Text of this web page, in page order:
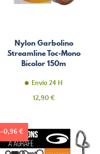
Nylon Garbolino
Streamline Toc-Mono
Bicolor 150m
Envío 24 H
Precio
12,90 €
-0,96 €